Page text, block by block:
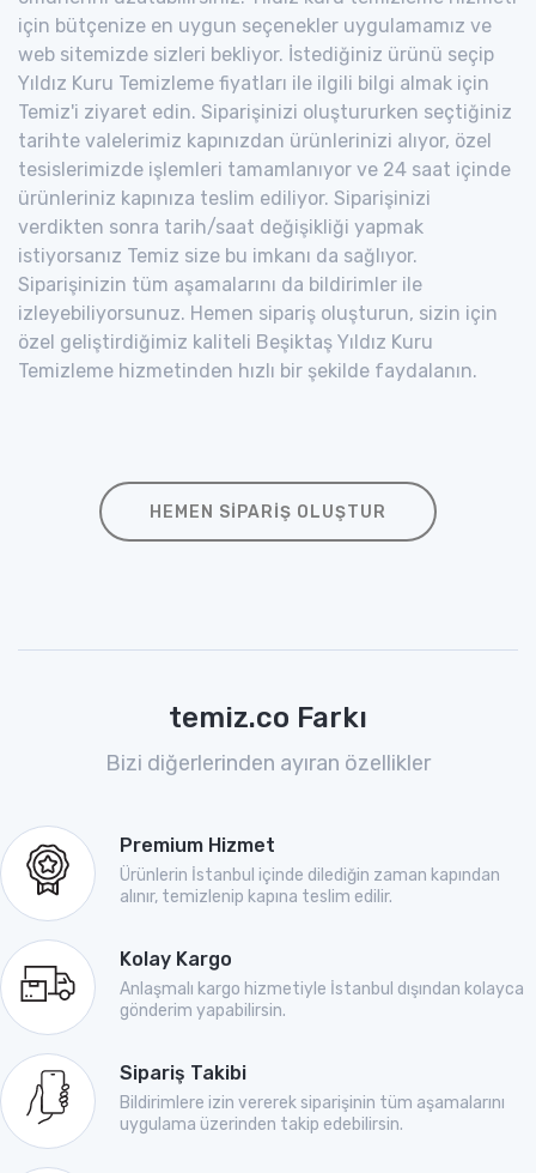
için bütçenize en uygun seçenekler uygulamamız ve
web sitemizde sizleri bekliyor. İstediğiniz ürünü seçip
Yıldız Kuru Temizleme fiyatları ile ilgili bilgi almak için
Temiz'i ziyaret edin. Siparişinizi oluştururken seçtiğiniz
tarihte valelerimiz kapınızdan ürünlerinizi alıyor, özel
tesislerimizde işlemleri tamamlanıyor ve 24 saat içinde
ürünleriniz kapınıza teslim ediliyor. Siparişinizi
verdikten sonra tarih/saat değişikliği yapmak
istiyorsanız Temiz size bu imkanı da sağlıyor.
Siparişinizin tüm aşamalarını da bildirimler ile
izleyebiliyorsunuz. Hemen sipariş oluşturun, sizin için
özel geliştirdiğimiz kaliteli Beşiktaş Yıldız Kuru
Temizleme hizmetinden hızlı bir şekilde faydalanın.
HEMEN SIPARIŞ OLUŞTUR
temiz.co Farkı
Bizi diğerlerinden ayıran özellikler
Premium Hizmet
Ürünlerin İstanbul içinde dilediğin zaman kapından
alınır, temizlenip kapına teslim edilir.
Kolay Kargo
Anlaşmalı kargo hizmetiyle İstanbul dışından kolayca
gönderim yapabilirsin.
Sipariş Takibi
Bildirimlere izin vererek siparişinin tüm aşamalarını
uygulama üzerinden takip edebilirsin.